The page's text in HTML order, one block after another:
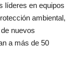
líderes en equipos
ambiental,
nuevos
a más de 50